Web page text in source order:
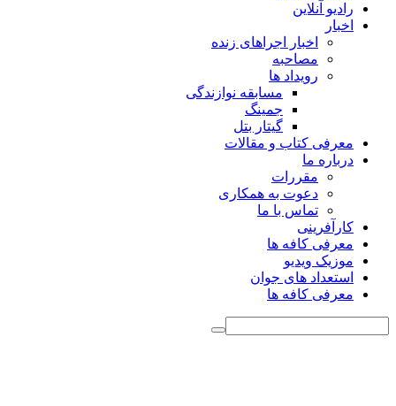
رادیو آنلاین
اخبار
اخبار اجراهای زنده
مصاحبه
رویداد ها
مسابقه نوازندگی
جمینگ
گیتار بتل
معرفی کتاب و مقالات
درباره ما
مقررات
دعوت به همکاری
تماس با ما
کارآفرینی
معرفی کافه ها
موزیک ویدیو
استعداد های جوان
معرفی کافه ها